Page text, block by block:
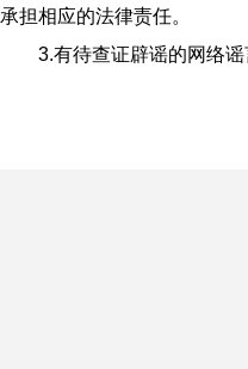
承担相应的法律责任。
3.有待查证辟谣的网络